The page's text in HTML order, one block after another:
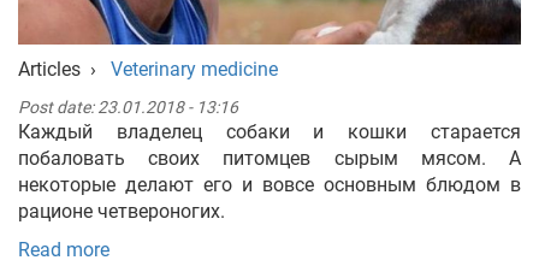
Articles › Veterinary medicine
Post date:23.01.2018 - 13:16
Каждый владелец собаки и кошки старается
побаловать своих питомцев сырым мясом. А
некоторые делают его и вовсе основным блюдом в
рационе четвероногих.
Read more